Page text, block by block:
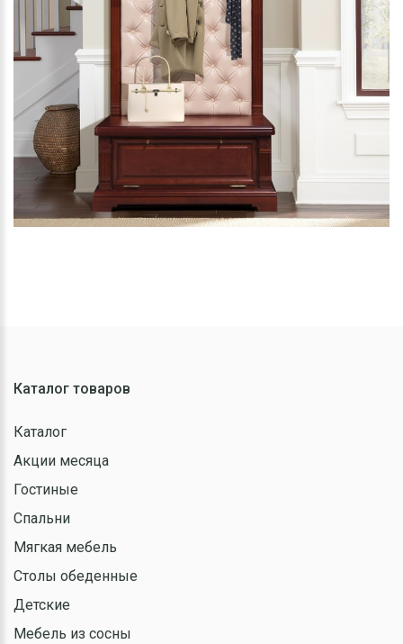
Каталог товаров
Каталог
Акции месяца
Гостиные
Спальни
Мягкая мебель
Столы обеденные
Детские
Мебель из сосны